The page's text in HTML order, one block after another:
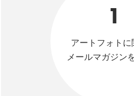
1
アートフォトに
メールマガジン